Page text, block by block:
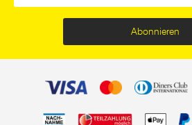
Abonnieren